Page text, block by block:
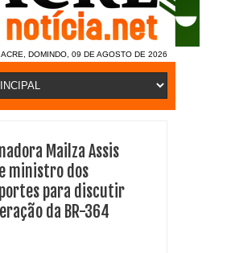
DOMINDO, 09 DE AGOSTO DE 2026
Mailza Assis
ministro dos
para discutir
da BR-364